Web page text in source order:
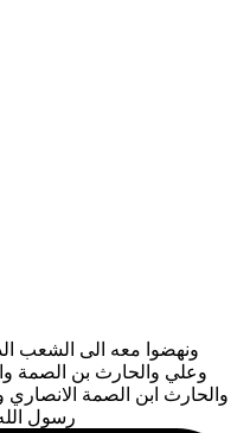
ونهضوا معه الى الشعب
وعلي والحارث بن الصمة
والحارث ابن الصمة الانصاري
رسول